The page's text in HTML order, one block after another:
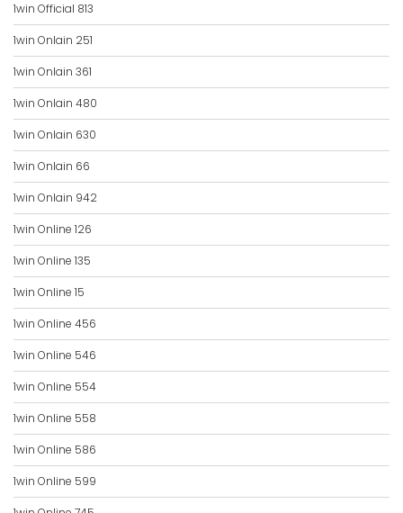
1win Official 813
1win Onlain 251
1win Onlain 361
1win Onlain 480
1win Onlain 630
1win Onlain 66
1win Onlain 942
1win Online 126
1win Online 135
1win Online 15
1win Online 456
1win Online 546
1win Online 554
1win Online 558
1win Online 586
1win Online 599